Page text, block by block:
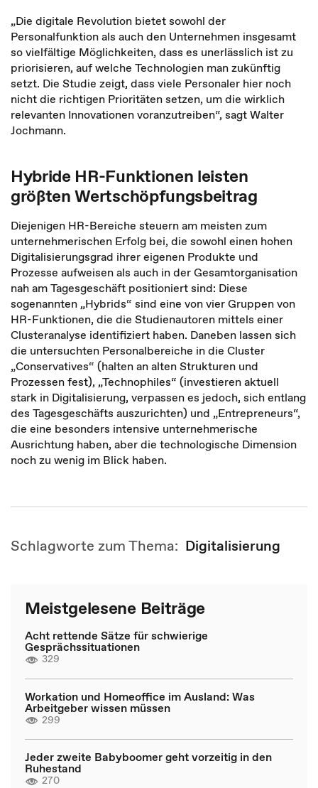
„Die digitale Revolution bietet sowohl der
Personalfunktion als auch den Unternehmen insgesamt
so vielfältige Möglichkeiten, dass es unerlässlich ist zu
priorisieren, auf welche Technologien man zukünftig
setzt. Die Studie zeigt, dass viele Personaler hier noch
nicht die richtigen Prioritäten setzen, um die wirklich
relevanten Innovationen voranzutreiben“, sagt Walter
Jochmann.
Hybride HR-Funktionen leisten
größten Wertschöpfungsbeitrag
Diejenigen HR-Bereiche steuern am meisten zum
unternehmerischen Erfolg bei, die sowohl einen hohen
Digitalisierungsgrad ihrer eigenen Produkte und
Prozesse aufweisen als auch in der Gesamtorganisation
nah am Tagesgeschäft positioniert sind: Diese
sogenannten „Hybrids“ sind eine von vier Gruppen von
HR-Funktionen, die die Studienautoren mittels einer
Clusteranalyse identifiziert haben. Daneben lassen sich
die untersuchten Personalbereiche in die Cluster
„Conservatives“ (halten an alten Strukturen und
Prozessen fest), „Technophiles“ (investieren aktuell
stark in Digitalisierung, verpassen es jedoch, sich entlang
des Tagesgeschäfts auszurichten) und „Entrepreneurs“,
die eine besonders intensive unternehmerische
Ausrichtung haben, aber die technologische Dimension
noch zu wenig im Blick haben.
Schlagworte zum Thema: Digitalisierung
Meistgelesene Beiträge
Acht rettende Sätze für schwierige
Gesprächssituationen
329
Workation und Homeoffice im Ausland: Was
Arbeitgeber wissen müssen
299
Jeder zweite Babyboomer geht vorzeitig in den
Ruhestand
270